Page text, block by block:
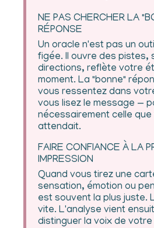
NE PAS CHERCHER LA
RÉPONSE
Un oracle n'est pas un
figée. Il ouvre des pistes,
directions, reflète votre
moment. La "bonne"
vous ressentez dans
vous lisez le message —
nécessairement celle
attendait.
FAIRE CONFIANCE À LA
IMPRESSION
Quand vous tirez une
sensation, émotion ou
est souvent la plus juste.
vite. L'analyse vient
distinguer la voix de